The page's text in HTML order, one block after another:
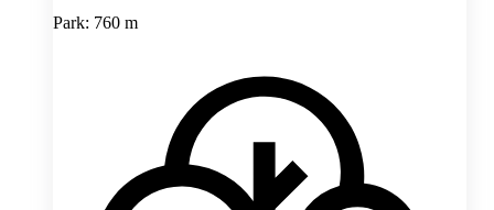
Park: 760 m